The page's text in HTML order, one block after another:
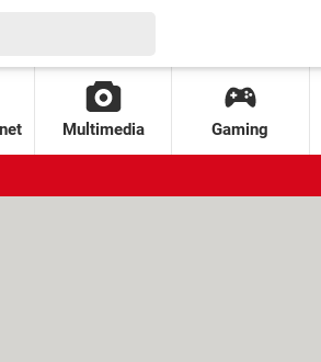
Multimedia Gaming